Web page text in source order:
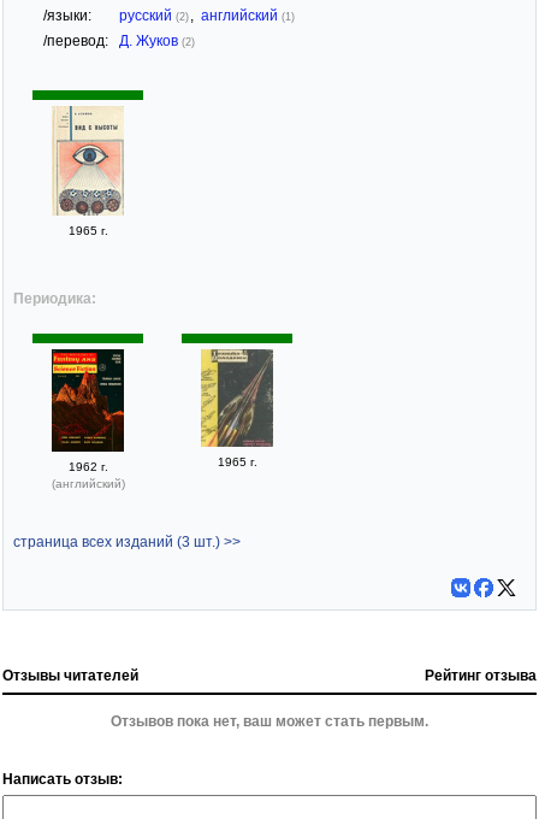
/языки: русский (2) английский (1)
/перевод: Д. Жуков (2)
1965 г.
Периодика:
1962 г.
(английский)
1965 г.
страница всех изданий (3 шт.) >>
Отзывы читателей Рейтинг отзыва
Отзывов пока нет, ваш может стать первым.
Написать отзыв: